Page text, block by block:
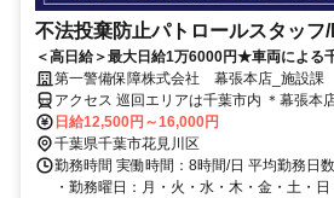
不法投棄防止パトロールスタッフ
＜高日給＞最大日給1万6000円★車両による
一組で車を運転して、不法投棄防止のパトロ
OK！週2日からシフト相談可！
第一警備保障株式会社 幕張本店_施設課
アクセス 巡回エリアは千葉市内 ＊幕張本
り徒歩3分程度）
日給12,500円～16,000円
千葉県千葉市花見川区
勤務時間 実働時間：8時間/日 平均勤務日
・勤務曜日：月・火・水・木・金・土・